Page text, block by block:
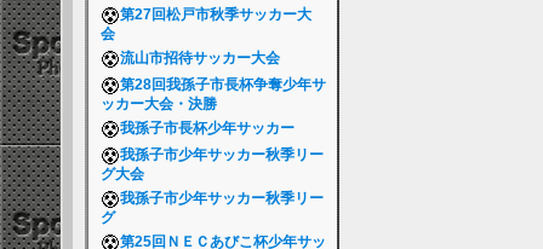
第27回松戸市秋季サッカー大
会
流山市招待サッカー大会
第28回我孫子市長杯争奪少年サ
ッカー大会・決勝
我孫子市長杯少年サッカー
我孫子市少年サッカー秋季リー
グ大会
我孫子市少年サッカー秋季リー
グ
第25回ＮＥＣあびこ杯少年サッ